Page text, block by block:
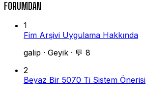
FORUMDAN
1
Fim Arşivi Uygulama Hakkında
galip · Geyik · 💬 8
2
Beyaz Bir 5070 Ti Sistem Önerisi